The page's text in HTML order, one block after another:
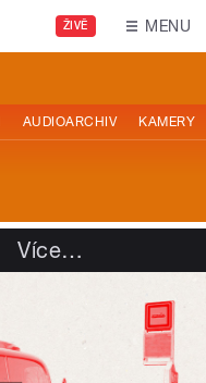
ŽIVĚ MENU
AUDIOARCHIV KAMERY
Více…